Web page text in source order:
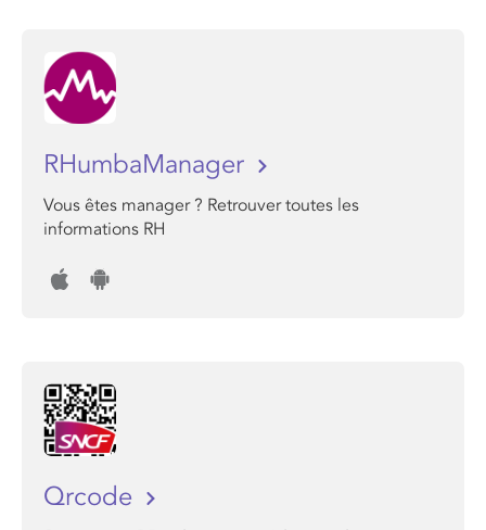
RHumbaManager
Vous êtes manager ? Retrouver toutes les
informations RH
Qrcode